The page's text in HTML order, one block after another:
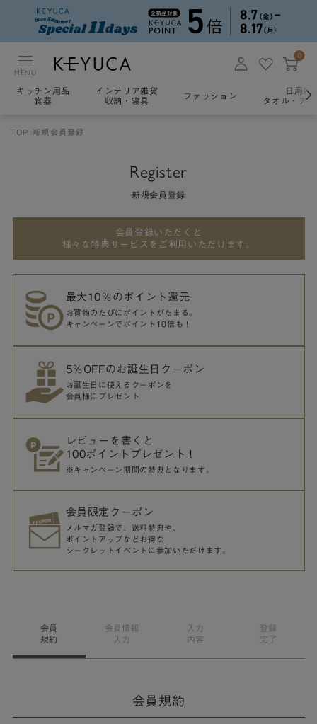
MENU
0
キッチン用品
食器
インテリア雑貨
収納・寝具
ファッション
日用雑
タオル・ア
TOP 新規会員登録
Register
新規会員登録
会員登録いただくと
様々な特典サービスをご利用いただけます。
最大10％のポイント還元
お買物のたびにポイントがたまる。
キャンペーンでポイント10倍も！
5％OFFのお誕生日クーポン
お誕生日に使えるクーポンを
会員様にプレゼント
レビューを書くと
100ポイントプレゼント！
※キャンペーン期間の特典となります。
会員限定クーポン
メルマガ登録で、送料特典や、
ポイントアップなどお得な
シークレットイベントに参加いただけます。
会員
規約
会員情報
入力
入力
内容
登録
完了
会員規約